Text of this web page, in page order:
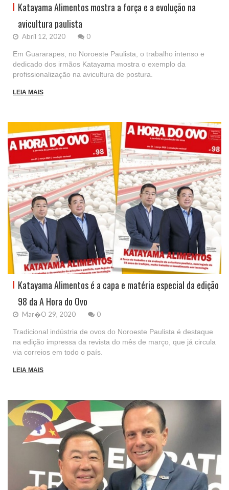
Katayama Alimentos mostra a força e a evolução na
avicultura paulista
Abril 12, 2020 0
Em Guararapes, no Noroeste Paulista, o trabalho intenso e
dedicado dos irmãos Katayama mostra o exemplo da
profissionalização na avicultura de postura.
LEIA MAIS
Katayama Alimentos é a capa e matéria especial da edição
98 da A Hora do Ovo
Mar�o 29, 2020 0
Tradicional indústria de ovos do Noroeste Paulista é destaque
na edição impressa da revista do mês de março, que já circula
via correios em todo o país.
LEIA MAIS